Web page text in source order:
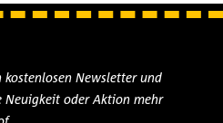
kostenlosen Newsletter und
Neuigkeit oder Aktion mehr